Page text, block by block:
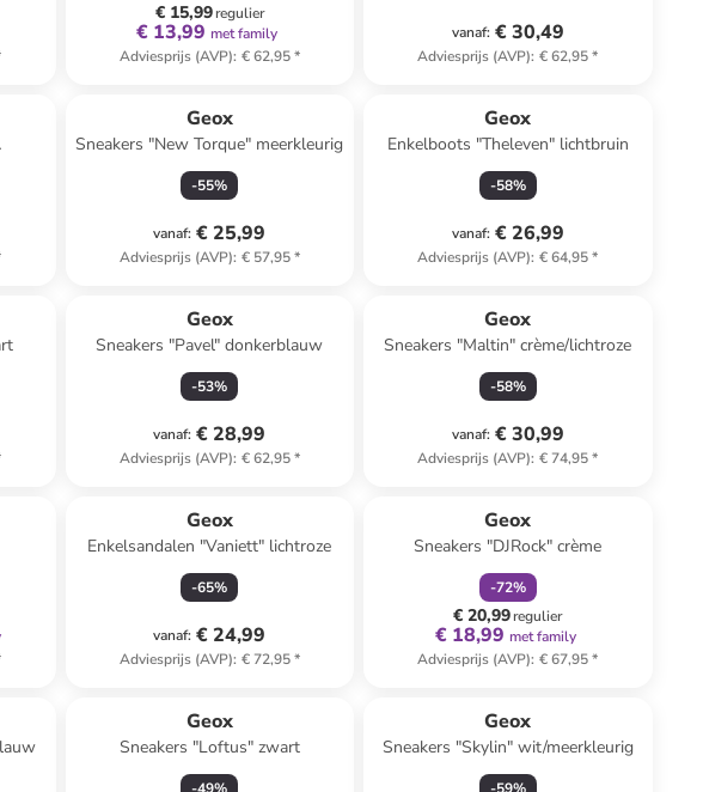
€ 15,99regulier
€ 13,99 met family
Adviesprijs (AVP): € 62,95*
vanaf: € 30,49
Adviesprijs (AVP): € 62,95*
Geox
Sneakers "New Torque" meerkleurig
-55%
vanaf: € 25,99
Adviesprijs (AVP): € 57,95*
Geox
Enkelboots "Theleven" lichtbruin
-58%
vanaf: € 26,99
Adviesprijs (AVP): € 64,95*
Geox
Sneakers "Pavel" donkerblauw
-53%
vanaf: € 28,99
Adviesprijs (AVP): € 62,95*
Geox
Sneakers "Maltin" crème/lichtroze
-58%
vanaf: € 30,99
Adviesprijs (AVP): € 74,95*
Geox
Enkelsandalen "Vaniett" lichtroze
-65%
vanaf: € 24,99
Adviesprijs (AVP): € 72,95*
Geox
Sneakers "DJRock" crème
-72%
€ 20,99regulier
€ 18,99 met family
Adviesprijs (AVP): € 67,95*
Geox
Sneakers "Loftus" zwart
Geox
Sneakers "Skylin" wit/meerkleurig